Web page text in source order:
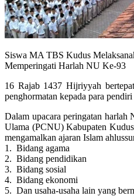
Siswa MA TBS Kudus
Memperingati Harlah NU Ke-93
16 Rajab 1437 Hijriyyah
penghormatan kepada para
Dalam upacara peringatan harlah
Ulama (PCNU) Kabupaten
mengamalkan ajaran Islam
1. Bidang agama
2. Bidang pendidikan
3. Bidang sosial
4. Bidang ekonomi
5. Dan usaha-usaha lain yang